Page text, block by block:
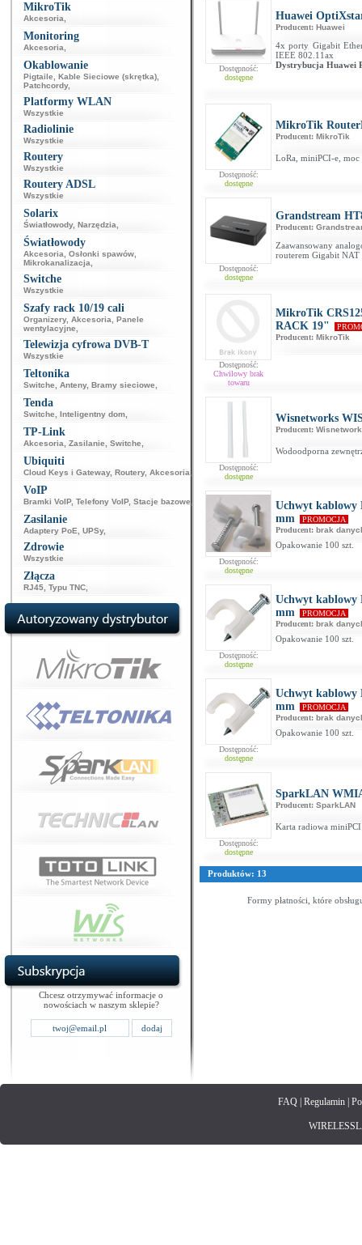
MikroTik
Akcesoria
Monitoring
Akcesoria
Okablowanie
Pigtaile Kable Sieciowe (skrętka)
Patchcordy,
Platformy WLAN
Wszystkie
Radiolinie
Wszystkie
Routery
Wszystkie
Routery ADSL
Wszystkie
Solarix
Światłowody, Narzędzia
Światłowody
Akcesoria Osłonki spawów
Mikrokanalizacja
Switche
Wszystkie
Szafy rack 10/19 cali
Organizery, Akcesoria
Panele
wentylacyjne
Telewizja cyfrowa DVB-T
Wszystkie
Teltonika
Switche Anteny, Bramy sieciowe
Tenda
Switche Inteligentny dom
TP-Link
Akcesoria Zasilanie Switche
Ubiquiti
Cloud Keys i Gateway, Routery, Akcesoria
VoIP
Bramki VoIP, Telefony VoIP, Stacje bazowe
Zasilanie
Adaptery PoE UPSy,
Zdrowie
Wszystkie
Złącza
RJ45 Typu TNC
Chcesz otrzymywać informacje o
nowościach w naszym sklepie?
Dostępność:
dostępne
Huawei
Producent: Huawei
4x porty Gigabit
IEEE 802.11ax
Dystrybucja Huawei
Dostępność:
dostępne
MikroTik
Producent: MikroTik
LoRa, miniPCI-e, moc
Dostępność:
dostępne
Grandstream
Producent:
Zaawansowany
routerem Gigabit NAT
Dostępność:
Chwilowy brak
towaru
MikroTik
RACK 19"
Producent: MikroTik
Dostępność:
dostępne
Wisnetworks
Producent:
Wodoodporna
Dostępność:
dostępne
Uchwyt kablowy
mm
PROMOCJA
Producent: brak
Opakowanie 100 szt.
Dostępność:
dostępne
Uchwyt kablowy
mm
PROMOCJA
Producent: brak
Opakowanie 100 szt.
Dostępność:
dostępne
Uchwyt kablowy
mm
PROMOCJA
Producent: brak
Opakowanie 100 szt.
Dostępność:
dostępne
SparkLAN
Producent: SparkLAN
Karta radiowa
Produktów: 13
Formy płatności, które
FAQ| Regulamin|